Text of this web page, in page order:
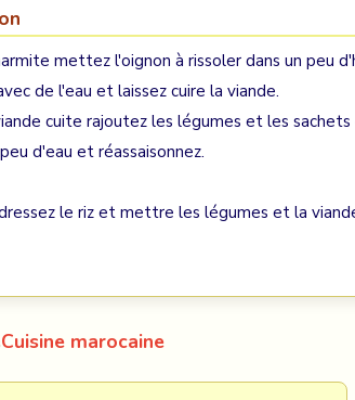
mettez l'oignon à rissoler dans un peu
de l'eau et laissez cuire la viande.
cuite rajoutez les légumes et les
d'eau et réassaisonnez.
le riz et mettre les légumes et la
Cuisine marocaine